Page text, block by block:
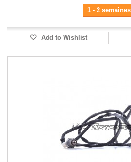
1 - 2 semaines
Add to Wishlist